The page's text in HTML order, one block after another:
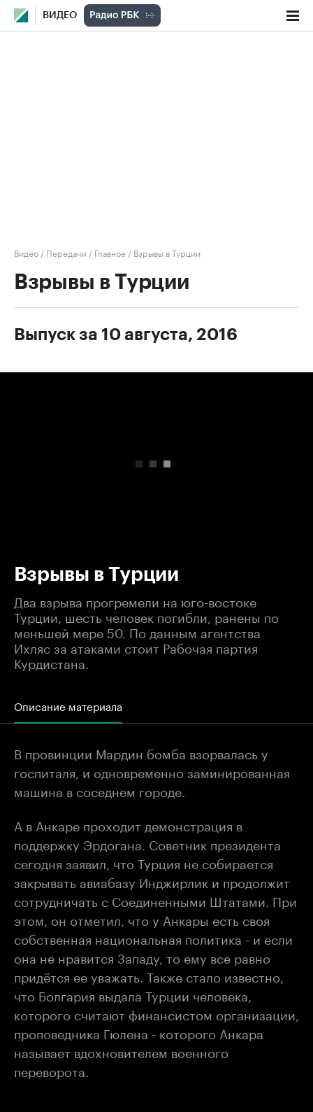
ВИДЕО
Видео / Передачи / Главное / Взрывы в Турции
Взрывы в Турции
Выпуск за 10 августа, 2016
Взрывы в Турции
Два взрыва прогремели на юго-востоке
Турции, шесть человек погибли, ранены по
меньшей мере 50. По данным агентства
Ихляс за атаками стоит Рабочая партия
Курдистана.
Описание материала
В провинции Мардин бомба взорвалась у
госпиталя, и одновременно заминированная
машина в соседнем городе.
А в Анкаре проходит демонстрация в
поддержку Эрдогана. Советник президента
сегодня заявил, что Турция не собирается
закрывать авиабазу Инджирлик и продолжит
сотрудничать с Соединенными Штатами. При
этом, он отметил, что у Анкары есть своя
собственная национальная политика - и если
она не нравится Западу, то ему все равно
придётся ее уважать. Также стало известно,
что Болгария выдала Турции человека,
которого считают финансистом организации,
проповедника Гюлена - которого Анкара
называет вдохновителем военного
переворота.